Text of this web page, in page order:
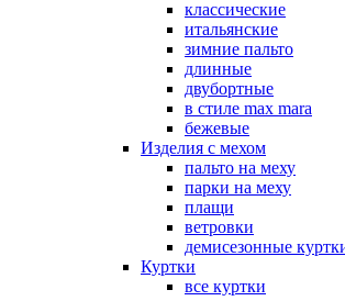
классические
итальянские
зимние пальто
длинные
двубортные
в стиле max mara
бежевые
Изделия с мехом
пальто на меху
парки на меху
плащи
ветровки
демисезонные
Куртки
все куртки